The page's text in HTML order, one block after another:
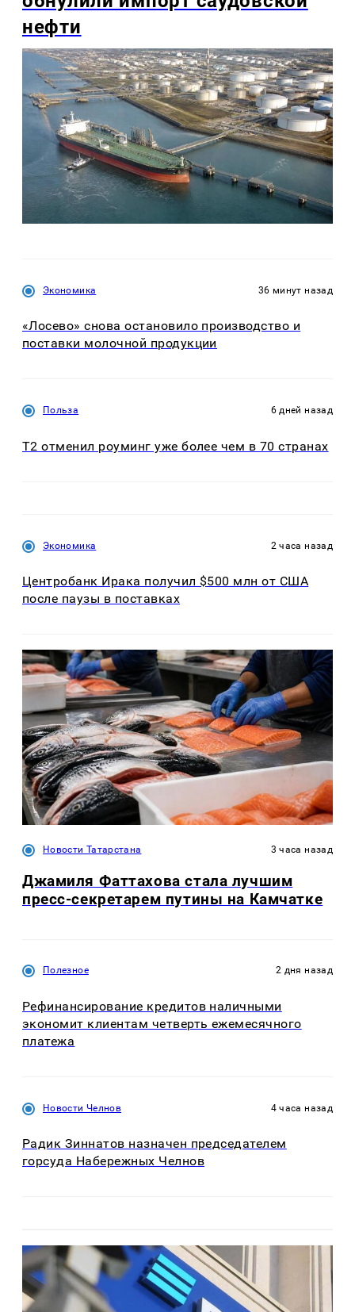
нефти
Экономика 36 минут назад
«Лосево» снова остановило производство и
поставки молочной продукции
Польза 6 дней назад
Т2 отменил роуминг уже более чем в 70 странах
Экономика 2 часа назад
Центробанк Ирака получил $500 млн от США
после паузы в поставках
Новости Татарстана 3 часа назад
Джамиля Фаттахова стала лучшим
пресс-секретарем путины на Камчатке
Полезное 2 дня назад
Рефинансирование кредитов наличными
экономит клиентам четверть ежемесячного
платежа
Новости Челнов 4 часа назад
Радик Зиннатов назначен председателем
горсуда Набережных Челнов